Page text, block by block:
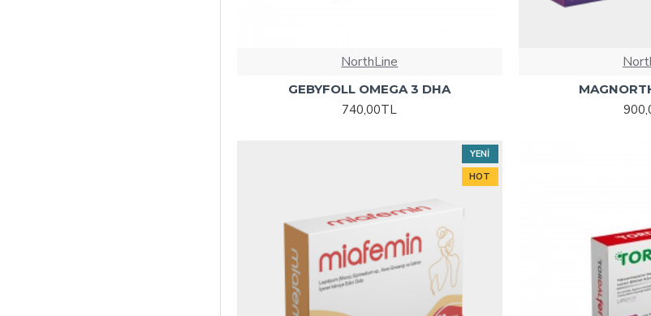
NorthLine
GEBYFOLL OMEGA 3 DHA
740,00TL
YENI
HOT